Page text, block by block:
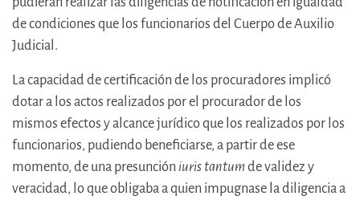
de condiciones que los funcionarios del Cuerpo de Auxilio
Judicial.
La capacidad de certificación de los procuradores implicó
dotar a los actos realizados por el procurador de los
mismos efectos y alcance jurídico que los realizados por los
funcionarios, pudiendo beneficiarse, a partir de ese
momento, de una presunción iuris tantumde validez y
veracidad, lo que obligaba a quien impugnase la diligencia a